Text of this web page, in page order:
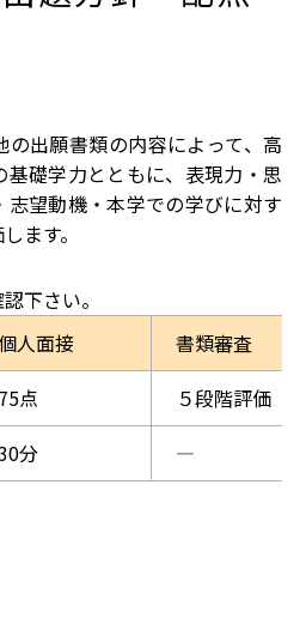
出願書類の内容によって、高
礎学力とともに、表現力・思
望動機・本学での学びに対す
ます。
個人面接
書類審査
75点
５段階評価
分 ―